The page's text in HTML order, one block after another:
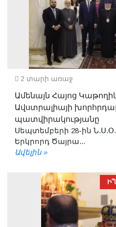
2 տարի առաջ
Ամենայն Հայոց
Ավստրալիայի
պատվիրակությանը
Սեպտեմբերի 28-ին
Երկրորդ Ծայրա...
Ավելին »